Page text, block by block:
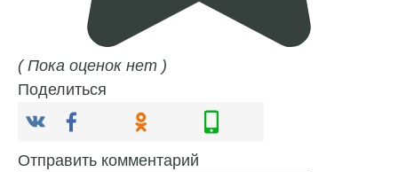
( Пока оценок нет )
Поделиться
Отправить комментарий